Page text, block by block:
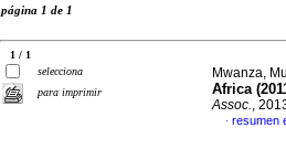
página 1 de 1
1 / 1
selecciona
para imprimir
Mwanza,
Africa
Assoc.,
· resumen